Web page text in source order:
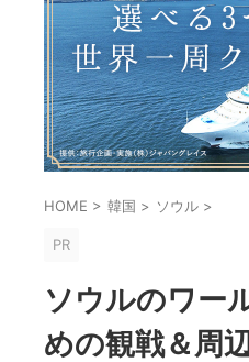
HOME > 韓国 > ソウル >
PR
ソウルのワー
めの観戦＆周